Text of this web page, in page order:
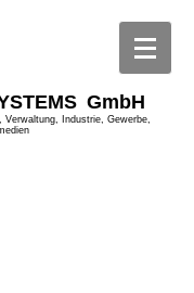
GmbH
Verwaltung, Industrie, Gewerbe,